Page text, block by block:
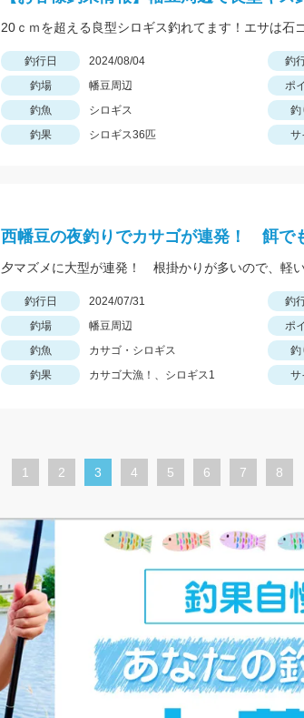
20ｃｍを超える良型シロギス釣れてます！エサは石
釣行日 2024/08/04 釣
釣場
幡豆周辺
ポ
釣魚
シロギス 釣
釣果
シロギス36匹 サ
西幡豆の夜釣りでカサゴが連発！ 餌で
釣行日 2024/07/31 釣
釣場
幡豆周辺
ポ
釣魚
カサゴ・シロギス 釣
釣果
カサゴ大漁！、シロギス1 サ
1
ペ
2
カ
ジ
3
ペ
4
ペ
5
ペ
6
ペ
7 8